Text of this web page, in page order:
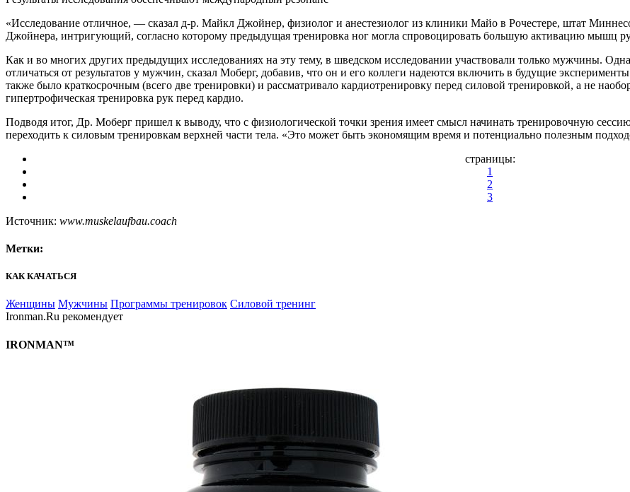
«Исследование отличное, — сказал д-р. Майкл Джойнер, физиолог и анестезиолог из клиники Майо в Рочестере, штат
Джойнера, интригующий, согласно которому предыдущая тренировка ног могла спровоцировать большую активацию мышц
Как и во многих других предыдущих исследованиях на эту тему, в шведском исследовании участвовали только мужчины.
отличаться от результатов у мужчин, сказал Моберг, добавив, что он и его коллеги надеются включить в будущие
также было краткосрочным (всего две тренировки) и рассматривало кардиотренировку перед силовой тренировкой, а не
гипертрофическая тренировка рук перед кардио.
Подводя итог, Др. Моберг пришел к выводу, что с физиологической точки зрения имеет смысл начинать тренировочную
переходить к силовым тренировкам верхней части тела. «Это может быть экономящим время и потенциально полезным
страницы:
1
2
3
Источник: www.muskelaufbau.coach
Метки:
КАК КАЧАТЬСЯ
Женщины Мужчины Программы тренировок Силовой тренинг
Ironman.Ru рекомендует
IRONMAN™